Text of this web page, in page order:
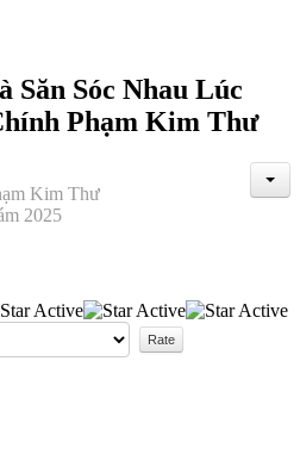
Săn Sóc Nhau Lúc
Phạm Kim Thư
Kim Thư
2025